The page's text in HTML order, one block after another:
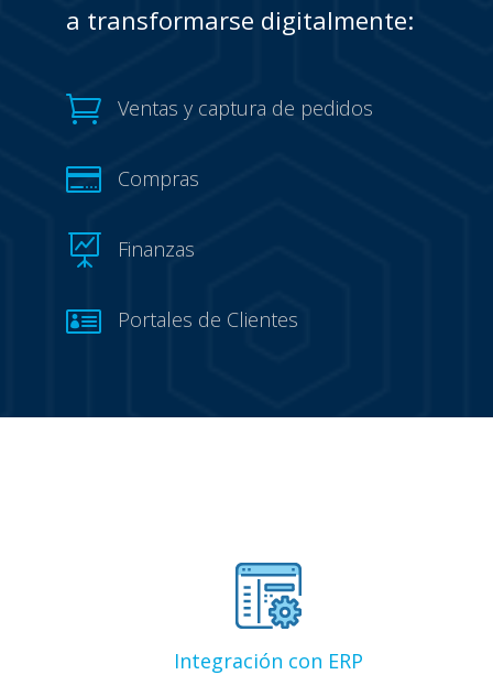
a transformarse digitalmente:
 Ventas y captura de pedidos
 Compras
 Finanzas
 Portales de Clientes
Integración con ERP